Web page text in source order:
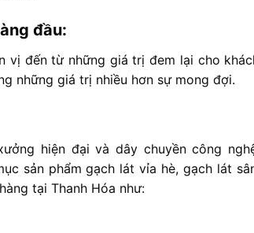
đầu:
vị đến từ những giá trị đem lại cho
những giá trị nhiều hơn sự mong đợi.
hiện đại và dây chuyền công
sản phẩm gạch lát vỉa hè, gạch lát
tại Thanh Hóa như: